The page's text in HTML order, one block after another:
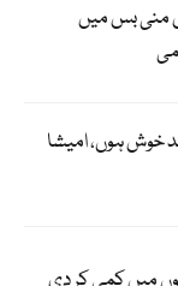
منی بس میں
خوش ہوں، امیشا